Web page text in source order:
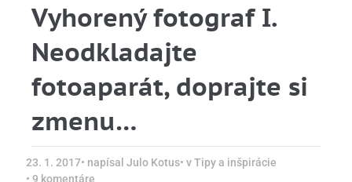
Vyhorený fotograf I.
Neodkladajte
fotoaparát, doprajte si
zmenu…
23. 1. 2017• napísal Julo Kotus• vTipy a inšpirácie
• 9 komentáre